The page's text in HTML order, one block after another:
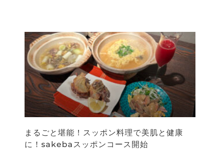
まるごと堪能！スッポン料理で美肌と健康
に！sakebaスッポンコース開始